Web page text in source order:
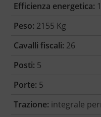
Efficienza energetica:
Peso: 2155 Kg
Cavalli fiscali: 26
Posti: 5
Porte: 5
Trazione: integrale